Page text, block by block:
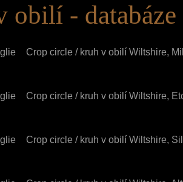
obilí - databáze
Crop circle / kruh v obilí Wiltshire,
Crop circle / kruh v obilí Wiltshire,
Crop circle / kruh v obilí Wiltshire,